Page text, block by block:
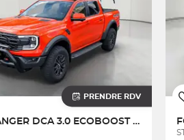
PRENDRE RDV
RANGER DCA 3.0 ECOBOOST V6 292 CH S&S BVA10 e-4WD